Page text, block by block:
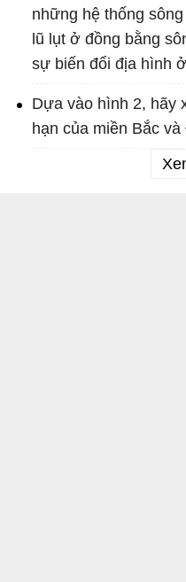
những hệ thống
lũ lụt ở đồng bằng
sự biến đổi địa hình
Dựa vào hình 2, hãy
hạn của miền Bắc